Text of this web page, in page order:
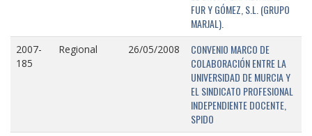
FUR Y GÓMEZ, S.L. (GRUPO
MARJAL).
2007-
185
Regional 26/05/2008
CONVENIO MARCO DE
COLABORACIÓN ENTRE LA
UNIVERSIDAD DE MURCIA Y
EL SINDICATO PROFESIONAL
INDEPENDIENTE DOCENTE,
SPIDO